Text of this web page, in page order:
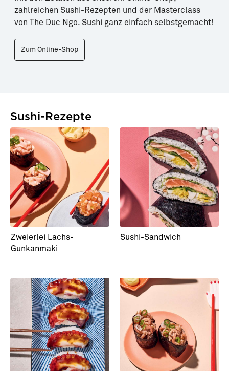
zahlreichen Sushi-Rezepten und der Masterclass
von The Duc Ngo. Sushi ganz einfach selbstgemacht!
Zum Online-Shop
Sushi-Rezepte
Zweierlei Lachs-
Gunkanmaki
Sushi-Sandwich